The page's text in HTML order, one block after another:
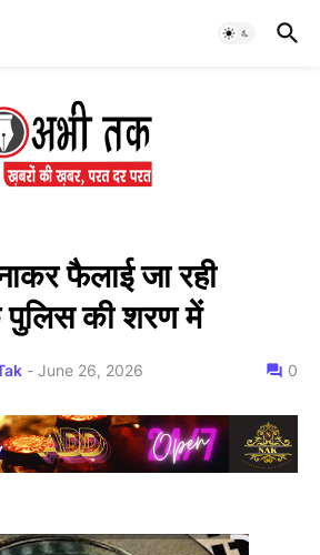
फैलाई जा रही
पुलिस की शरण में
- June 26, 2026 0